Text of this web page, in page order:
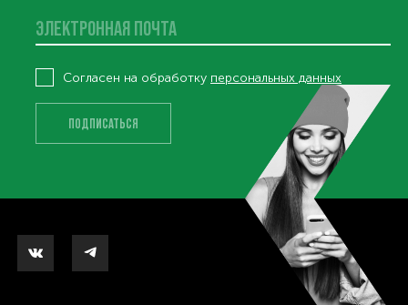
Согласен на обработку персональных данных
ПОДПИСАТЬСЯ
ОШИБКА. ПРОВЕРЬТЕ ПРАВИЛЬНО ЛИ ВЫ ЗАПОЛНИЛИ ПОЛЯ